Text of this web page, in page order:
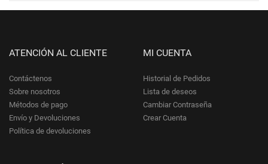
ATENCIÓN AL CLIENTE
Contáctenos
Sobre nosotros
Métodos de pago
Envío y Devoluciones
Política de devoluciones
MI CUENTA
Historial de Pedidos
Lista de deseos
Cambiar Contraseña
Crear Cuenta